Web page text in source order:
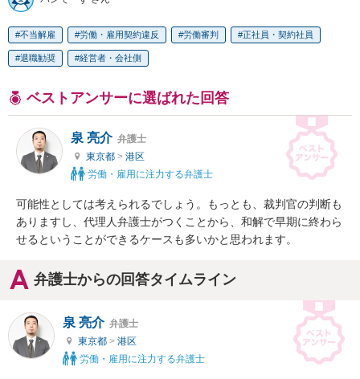
不当解雇 労働・雇用契約違反 労働審判 正社員・契約社員
退職勧奨 経営者・会社側
ベストアンサーに選ばれた回答
泉 亮介 弁護士
東京都 > 港区
労働・雇用に注力する弁護士
可能性としては考えられるでしょう。もっとも、裁判官の判断も
ありますし、代理人弁護士がつくことから、和解で早期に終わら
せるということができるケースも多いかと思われます。
弁護士からの回答タイムライン
泉 亮介 弁護士
東京都 > 港区
労働・雇用に注力する弁護士